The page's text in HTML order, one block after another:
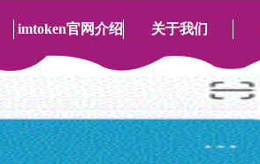
imtoken官网介绍 关于我们